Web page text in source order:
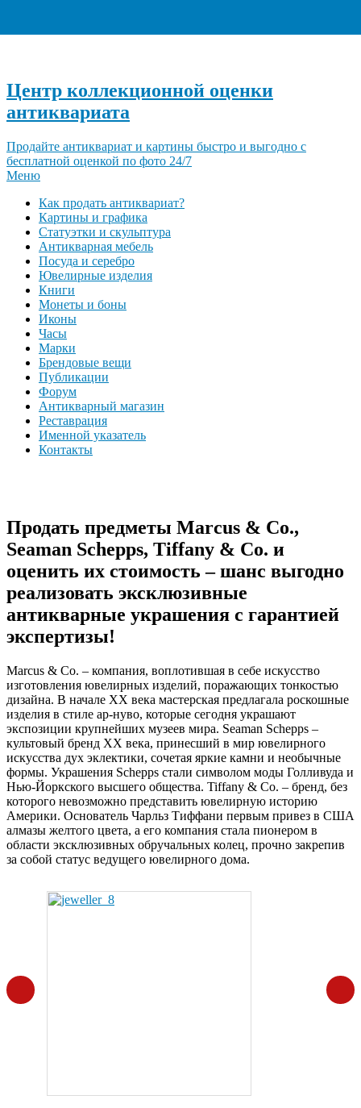
Центр коллекционной оценки
антиквариата
Продайте антиквариат и картины быстро и выгодно с
бесплатной оценкой по фото 24/7
Меню
Как продать антиквариат?
Картины и графика
Статуэтки и скульптура
Антикварная мебель
Посуда и серебро
Ювелирные изделия
Книги
Монеты и боны
Иконы
Часы
Марки
Брендовые вещи
Публикации
Форум
Антикварный магазин
Реставрация
Именной указатель
Контакты
Продать предметы Marcus & Co.,
Seaman Schepps, Tiffany & Co. и
оценить их стоимость – шанс выгодно
реализовать эксклюзивные
антикварные украшения с гарантией
экспертизы!
Marcus & Co. – компания, воплотившая в себе искусство
изготовления ювелирных изделий, поражающих тонкостью
дизайна. В начале XX века мастерская предлагала роскошные
изделия в стиле ар-нуво, которые сегодня украшают
экспозиции крупнейших музеев мира. Seaman Schepps –
культовый бренд XX века, принесший в мир ювелирного
искусства дух эклектики, сочетая яркие камни и необычные
формы. Украшения Schepps стали символом моды Голливуда и
Нью-Йоркского высшего общества. Tiffany & Co. – бренд, без
которого невозможно представить ювелирную историю
Америки. Основатель Чарльз Тиффани первым привез в США
алмазы желтого цвета, а его компания стала пионером в
области эксклюзивных обручальных колец, прочно закрепив
за собой статус ведущего ювелирного дома.